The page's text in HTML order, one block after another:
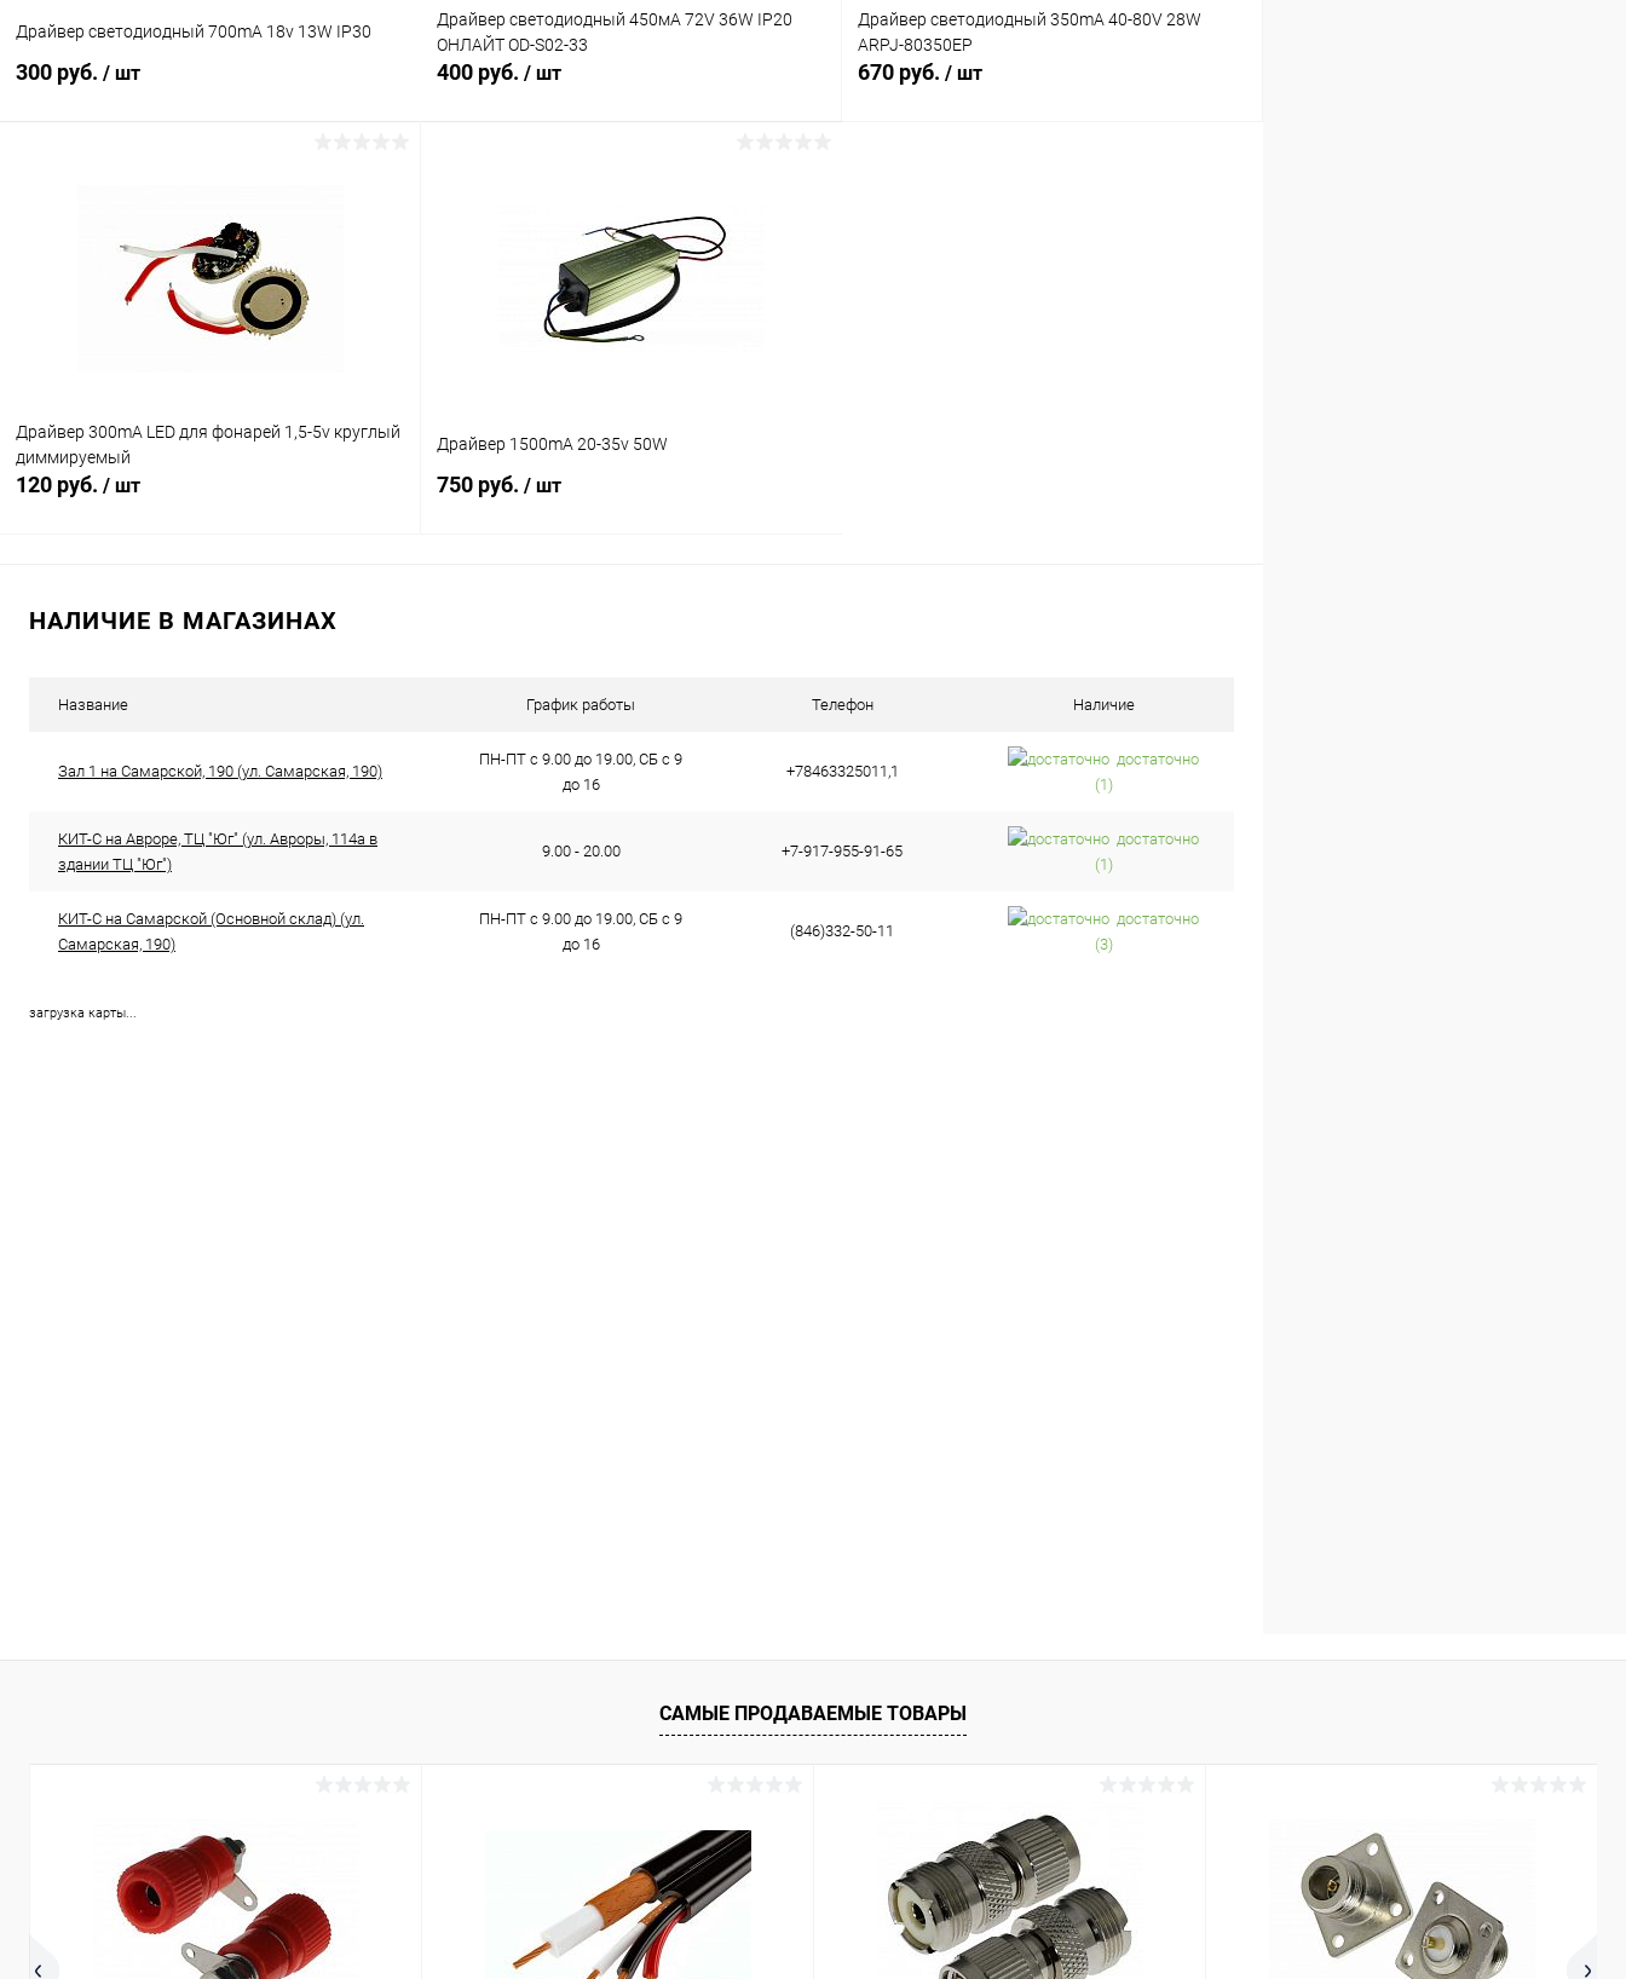
Драйвер светодиодный 700mA 18v 13W IP30
300 руб. / шт
В наличии (2)
Драйвер светодиодный 450мA 72V 36W IP20
ОНЛАЙТ OD-S02-33
400 руб. / шт
В наличии (7)
Драйвер светодиодный 350mA 40-80V 28W
ARPJ-80350EP
670 руб. / шт
Драйвер 300mA LED для фонарей 1,5-5v круглый
диммируемый
120 руб. / шт
Драйвер 1500mA 20-35v 50W
750 руб. / шт
НАЛИЧИЕ В МАГАЗИНАХ
Название График работы Телефон Наличие
Зал 1 на Самарской, 190 (ул. Самарская, 190)
ПН-ПТ с 9.00 до 19.00, СБ с 9
до 16
+78463325011,1
достаточно
(1)
КИТ-С на Авроре, ТЦ "Юг" (ул. Авроры, 114а в
здании ТЦ "Юг")
9.00 - 20.00 +7-917-955-91-65
достаточно
(1)
КИТ-С на Самарской (Основной склад) (ул.
Самарская, 190)
ПН-ПТ с 9.00 до 19.00, СБ с 9
до 16
(846)332-50-11
достаточно
(3)
загрузка карты...
САМЫЕ ПРОДАВАЕМЫЕ ТОВАРЫ